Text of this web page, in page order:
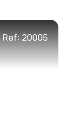
Ref: 20005